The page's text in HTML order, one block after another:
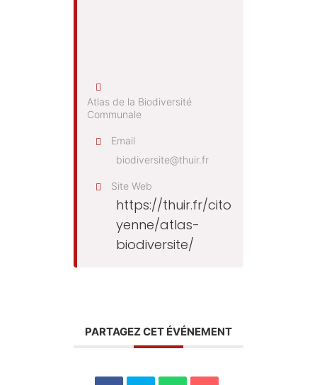
Atlas de la Biodiversité
Communale
Email
biodiversite@thuir.fr
Site Web
https://thuir.fr/cito
yenne/atlas-
biodiversite/
PARTAGEZ CET ÉVÉNEMENT